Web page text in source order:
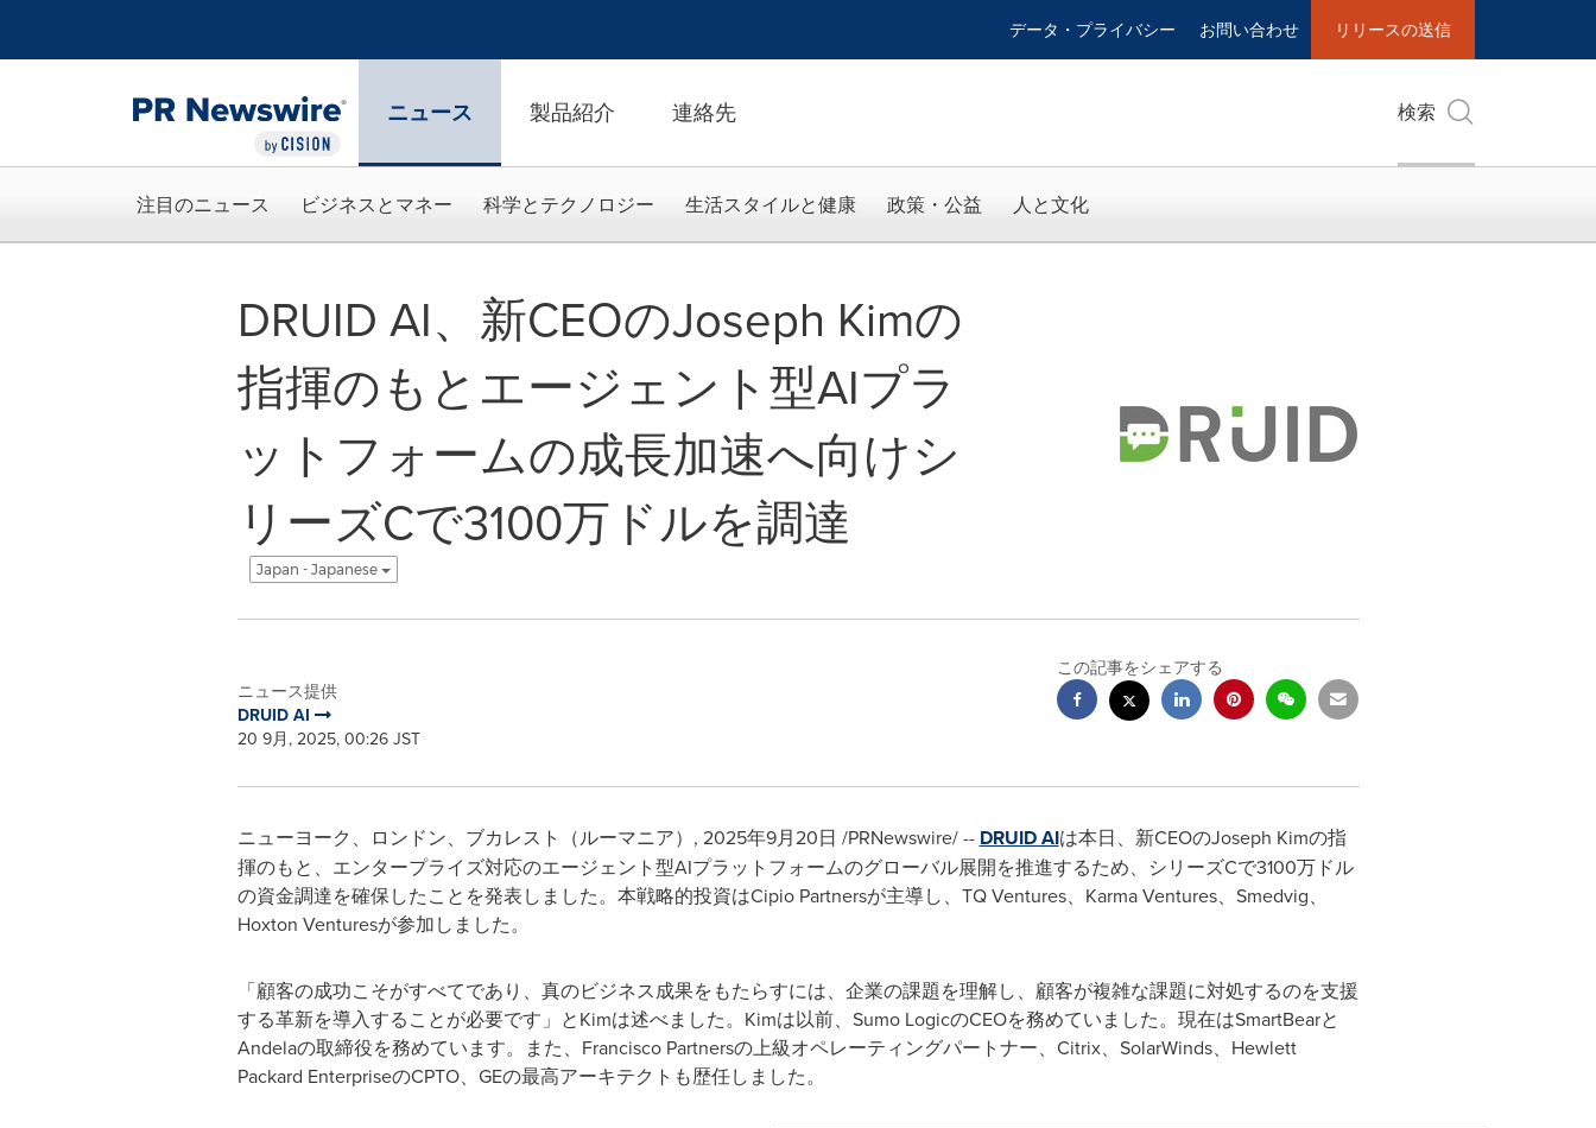
データ・プライバシー お問い合わせ リリースの送信
ニュース 製品紹介 連絡先 検索
注目のニュース ビジネスとマネー 科学とテクノロジー 生活スタイルと健康 政策・公益 人と文化
DRUID AI、新CEOのJoseph Kimの
指揮のもとエージェント型AIプラ
ットフォームの成長加速へ向けシ
リーズCで3100万ドルを調達
Japan - Japanese
ニュース提供
DRUID AI
20 9月, 2025, 00:26 JST
この記事をシェアする
ニューヨーク、ロンドン、ブカレスト（ルーマニア） , 2025年9月20日 /PRNewswire/ -- DRUID AIは本日、新CEOのJoseph Kimの指
揮のもと、エンタープライズ対応のエージェント型AIプラットフォームのグローバル展開を推進するため、シリーズCで3100万ドル
の資金調達を確保したことを発表しました。本戦略的投資はCipio Partnersが主導し、TQ Ventures、Karma Ventures、Smedvig、
Hoxton Venturesが参加しました。
「顧客の成功こそがすべてであり、真のビジネス成果をもたらすには、企業の課題を理解し、顧客が複雑な課題に対処するのを支援
する革新を導入することが必要です」とKimは述べました。Kimは以前、Sumo LogicのCEOを務めていました。現在はSmartBearと
Andelaの取締役を務めています。また、Francisco Partnersの上級オペレーティングパートナー、Citrix、SolarWinds、Hewlett
Packard EnterpriseのCPTO、GEの最高アーキテクトも歴任しました。